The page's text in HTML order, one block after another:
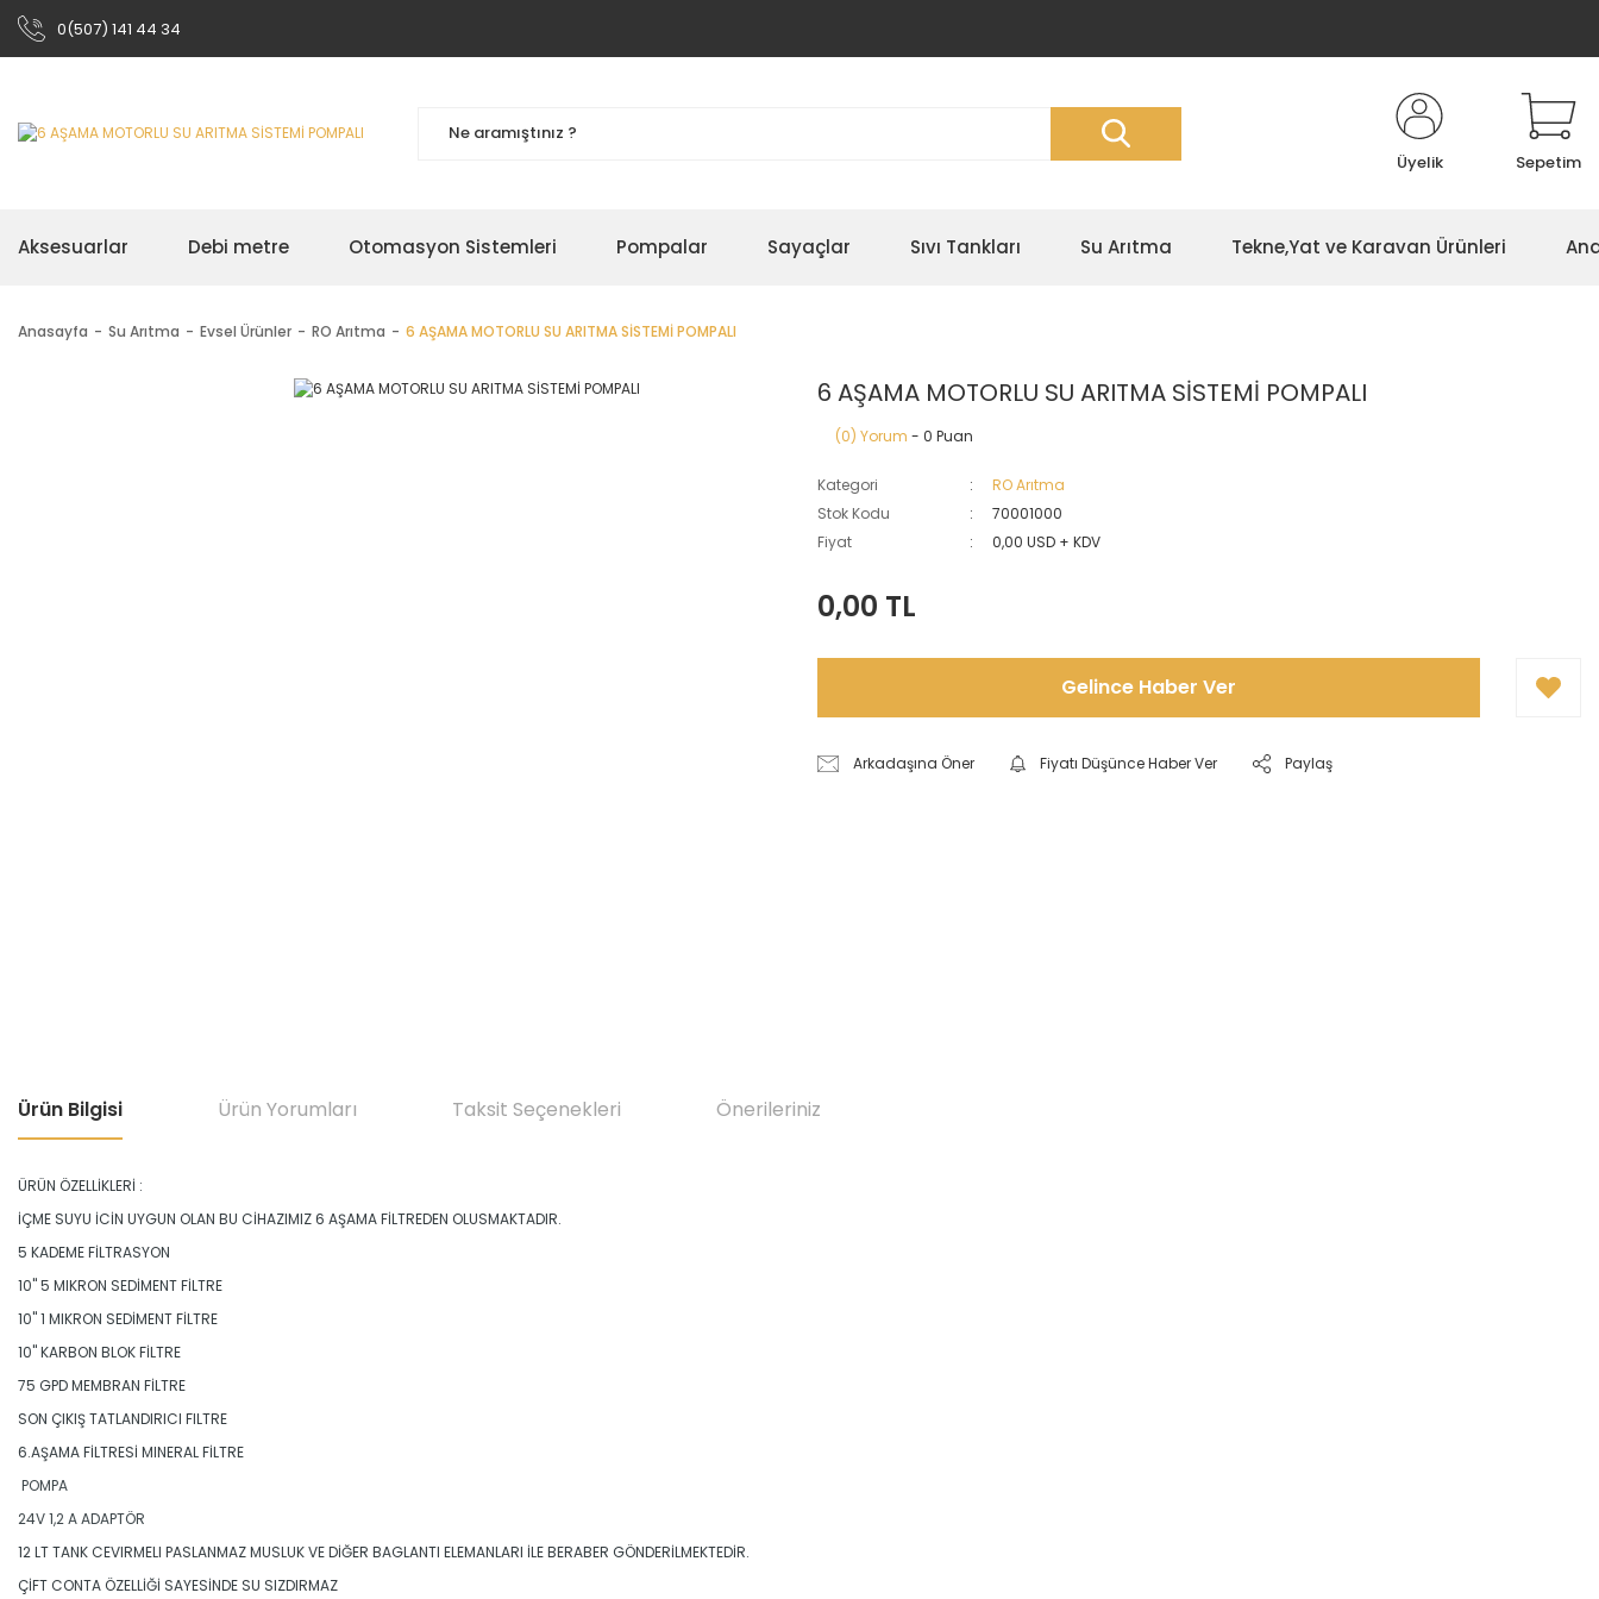
0(507) 141 44 34
Üyelik Sepetim
Aksesuarlar Debi metre Otomasyon Sistemleri Pompalar Sayaçlar Sıvı Tankları Su Arıtma Tekne,Yat ve Karavan Ürünleri
Anasayfa Su Arıtma Evsel Ürünler RO Arıtma 6 AŞAMA MOTORLU SU ARITMA SİSTEMİ POMPALI
6 AŞAMA MOTORLU SU ARITMA SİSTEMİ POMPALI
(0) Yorum - 0 Puan
Kategori
RO Arıtma
Stok Kodu
70001000
Fiyat
0,00 USD + KDV
0,00 TL
Gelince Haber Ver
Arkadaşına Öner Fiyatı Düşünce Haber Ver Paylaş
Ürün Bilgisi Ürün Yorumları Taksit Seçenekleri Önerileriniz
ÜRÜN ÖZELLİKLERİ :
İÇME SUYU İCİN UYGUN OLAN BU CİHAZIMIZ 6 AŞAMA FİLTREDEN OLUSMAKTADIR.
5 KADEME FİLTRASYON
10" 5 MIKRON SEDİMENT FİLTRE
10" 1 MIKRON SEDİMENT FİLTRE
10" KARBON BLOK FİLTRE
75 GPD MEMBRAN FİLTRE
SON ÇIKIŞ TATLANDIRICI FILTRE
6.AŞAMA FİLTRESİ MINERAL FİLTRE
POMPA
24V 1,2 A ADAPTÖR
12 LT TANK CEVIRMELI PASLANMAZ MUSLUK VE DİĞER BAGLANTI ELEMANLARI İLE BERABER GÖNDERİLMEKTEDİR.
ÇİFT CONTA ÖZELLİĞİ SAYESİNDE SU SIZDIRMAZ